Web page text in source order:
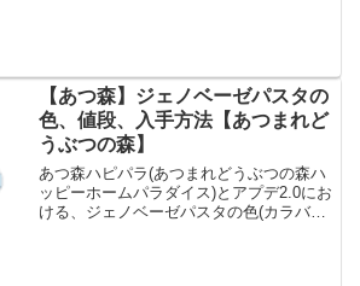
【あつ森】ジェノベーゼパスタの
色、値段、入手方法【あつまれど
うぶつの森】
あつ森ハピパラ(あつまれどうぶつの森ハ
ッピーホームパラダイス)とアプデ2.0にお
ける、ジェノベーゼパスタの色(カラバリ)